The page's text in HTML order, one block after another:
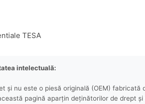
TESA
intelectuală:
și nu este o piesă originală (OEM)
pagină aparțin deținătorilor de drept